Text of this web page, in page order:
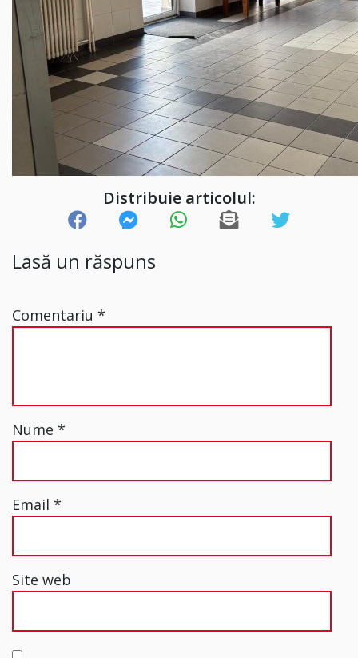
Distribuie articolul:
Lasă un răspuns
Comentariu *
Nume *
Email *
Site web